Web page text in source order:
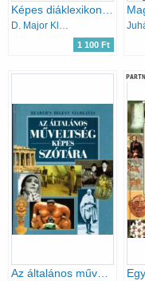
D. Major Klára (szerk.)
1 100 Ft